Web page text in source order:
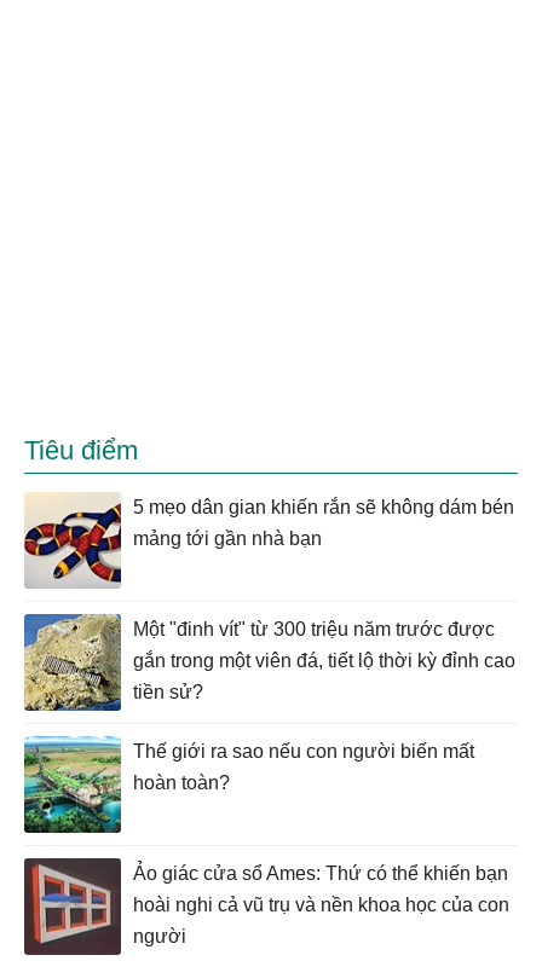
Tiêu điểm
5 mẹo dân gian khiến rắn sẽ không dám bén
mảng tới gần nhà bạn
Một "đinh vít" từ 300 triệu năm trước được
gắn trong một viên đá, tiết lộ thời kỳ đỉnh cao
tiền sử?
Thế giới ra sao nếu con người biến mất
hoàn toàn?
Ảo giác cửa sổ Ames: Thứ có thể khiến bạn
hoài nghi cả vũ trụ và nền khoa học của con
người